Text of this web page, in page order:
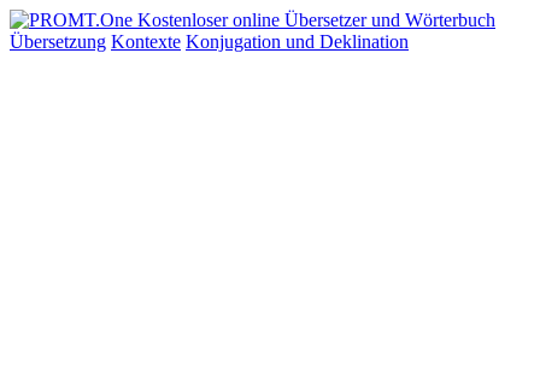
Übersetzung Kontexte Konjugation und Deklination